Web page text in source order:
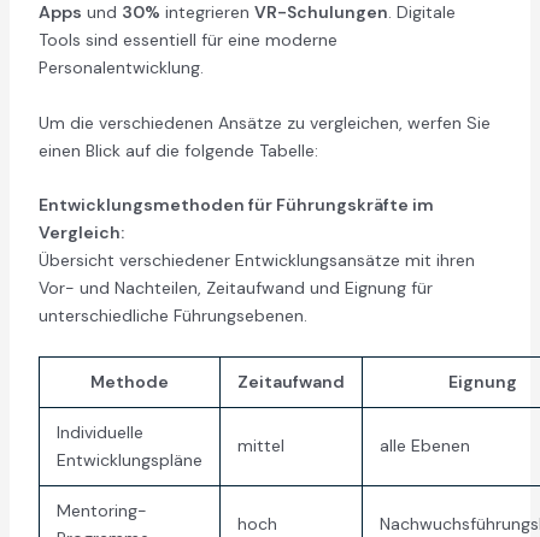
Apps und 30% integrieren VR-Schulungen. Digitale
Tools sind essentiell für eine moderne
Personalentwicklung.
Um die verschiedenen Ansätze zu vergleichen, werfen Sie
einen Blick auf die folgende Tabelle:
Entwicklungsmethoden für Führungskräfte im
Vergleich:
Übersicht verschiedener Entwicklungsansätze mit ihren
Vor- und Nachteilen, Zeitaufwand und Eignung für
unterschiedliche Führungsebenen.
Methode Zeitaufwand Eignung
Individuelle
Entwicklungspläne
mittel alle Ebenen
Mentoring-
hoch